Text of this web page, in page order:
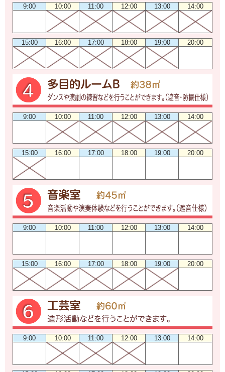
9:00 10:00 11:00 12:00 13:00 14:00
15:00 16:00 17:00 18:00 19:00 20:00
9:00 10:00 11:00 12:00 13:00 14:00
15:00 16:00 17:00 18:00 19:00 20:00
9:00 10:00 11:00 12:00 13:00 14:00
15:00 16:00 17:00 18:00 19:00 20:00
9:00 10:00 11:00 12:00 13:00 14:00